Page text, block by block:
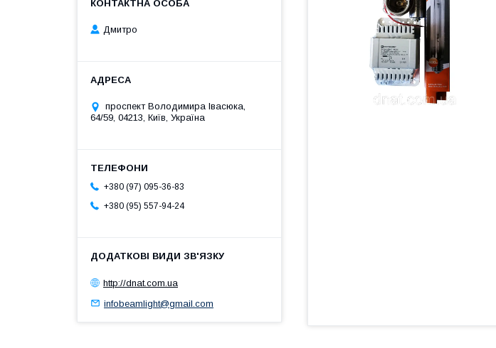
Дмитро
проспект Володимира Івасюка,
64/59, 04213, Київ, Україна
+380 (97) 095-36-83
+380 (95) 557-94-24
http://dnat.com.ua
infobeamlight@gmail.com